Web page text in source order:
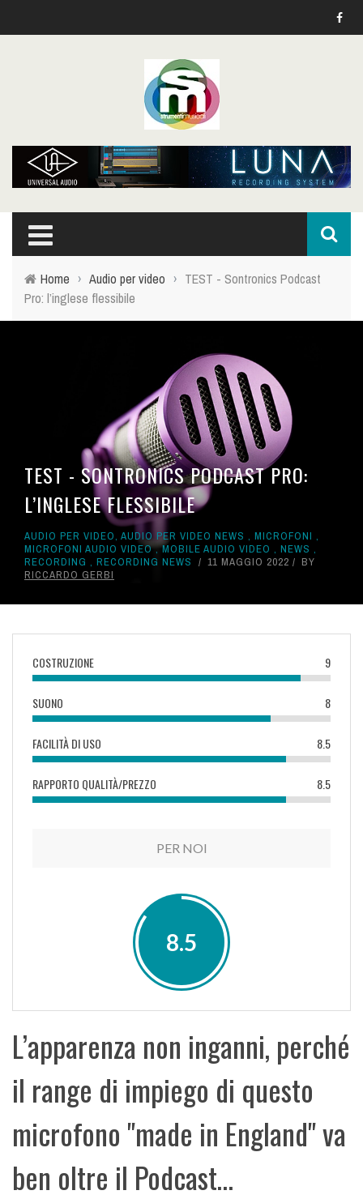
Home › Audio per video › TEST - Sontronics Podcast
Pro: l’inglese flessibile
TEST - SONTRONICS PODCAST PRO:
L’INGLESE FLESSIBILE
AUDIO PER VIDEO, AUDIO PER VIDEO NEWS , MICROFONI ,
MICROFONI AUDIO VIDEO ,MOBILE AUDIO VIDEO , NEWS ,
RECORDING , RECORDING NEWS 11 MAGGIO 2022
BY
RICCARDO GERBI
COSTRUZIONE 9
SUONO 8
FACILITÀ DI USO 8.5
RAPPORTO QUALITÀ/PREZZO 8.5
PER NOI
8.5
L’apparenza non inganni, perché
il range di impiego di questo
microfono "made in England" va
ben oltre il Podcast…